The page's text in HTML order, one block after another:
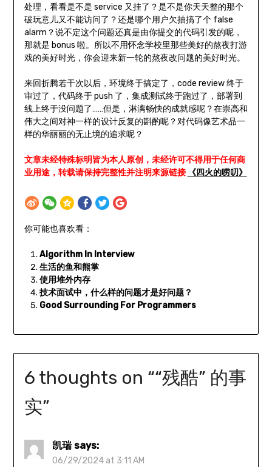
处理，看看是不是 service 又挂了？是不是你天天整的那个
破玩意儿又不能访问了？还是哪个用户欠抽搞了个 false
alarm？说不定这个问题还真是由你提交的代码引发的呢，
那就是 bonus 啦。所以不用怀念学校里那些美好的熬夜打游
戏的美好时光，你会迎来新一轮的熬夜改问题的美好时光。
来回折腾若干次以后，环境终于搞定了，code review 终于
审过了，代码终于 push 了，集成测试终于跑过了，部署到
线上终于没问题了……但是，淋漓畅快的成就感呢？在崇高和
伟大之间对神一样的设计反复的斟酌呢？对代码像艺术品一
样的华丽丽的无止境的追求呢？
文章未经特殊标明皆为本人原创，未经许可不得用于任何商
业用途，转载请保持完整性并注明来源链接
《四火的唠叨》
你可能也喜欢看：
Algorithm In Interview
生活的鱼和熊掌
使用堆外内存
技术面试中，什么样的问题才是好问题？
Good Surrounding For Programmers
6 thoughts on ““残酷” 的事
实”
凯瑞 says:
06/29/2024 at 3:11 AM